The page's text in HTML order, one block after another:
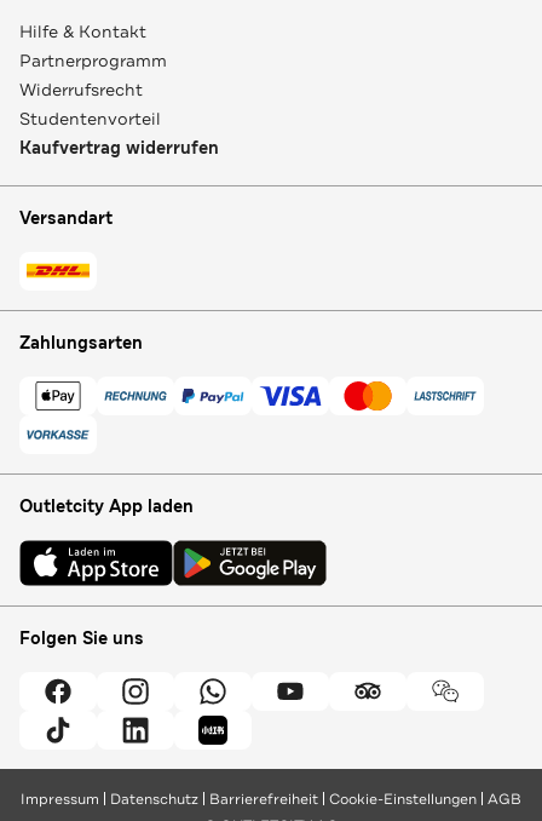
Hilfe & Kontakt
Partnerprogramm
Widerrufsrecht
Studentenvorteil
Kaufvertrag widerrufen
Versandart
Zahlungsarten
Outletcity App laden
Folgen Sie uns
Impressum Datenschutz Barrierefreiheit Cookie-Einstellungen AGB